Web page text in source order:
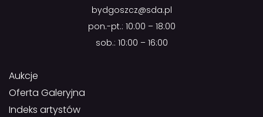
bydgoszcz@sda.pl
pon.-pt.: 10:00 – 18:00
sob.: 10:00 – 16:00
Aukcje
Oferta Galeryjna
Indeks artystów